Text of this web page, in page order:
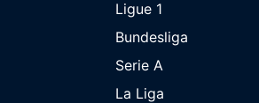
Ligue 1
Bundesliga
Serie A
La Liga